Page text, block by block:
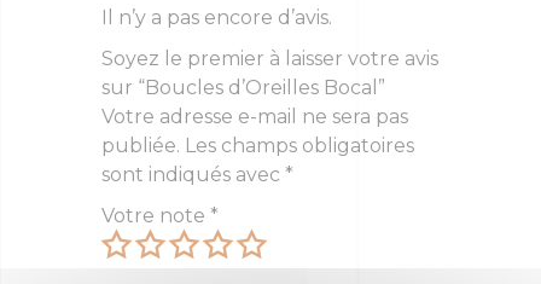
Il n’y a pas encore d’avis.
Soyez le premier à laisser votre avis
sur “Boucles d’Oreilles Bocal”
Votre adresse e-mail ne sera pas
publiée. Les champs obligatoires
sont indiqués avec *
Votre note *